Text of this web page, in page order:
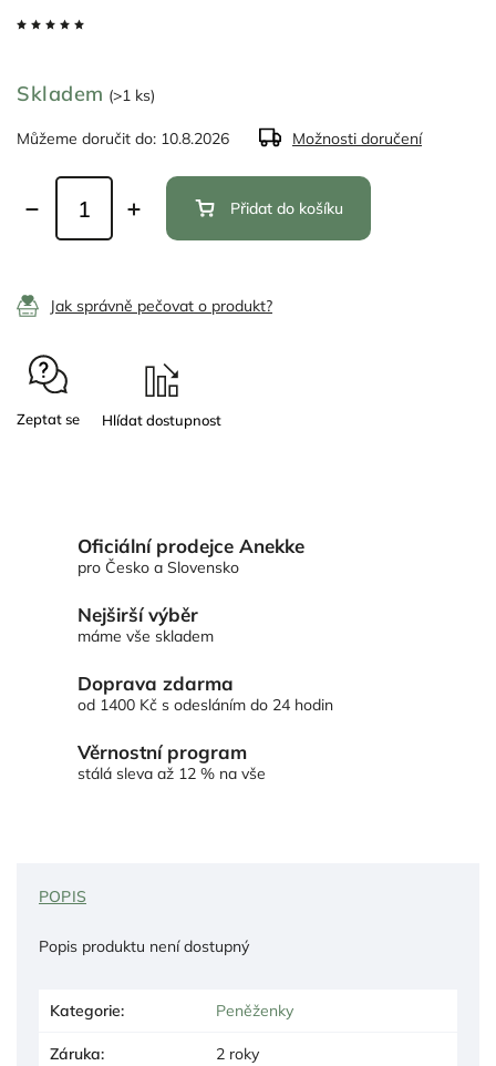
Skladem (>1 ks)
Můžeme doručit do: 10.8.2026 Možnosti doručení
Přidat do košíku
Jak správně pečovat o produkt?
Zeptat se
Oficiální prodejce Anekke
pro Česko a Slovensko
Nejširší výběr
máme vše skladem
Doprava zdarma
od 1400 Kč s odesláním do 24 hodin
Věrnostní program
stálá sleva až 12 % na vše
POPIS
Popis produktu není dostupný
Kategorie: Peněženky
Záruka: 2 roky